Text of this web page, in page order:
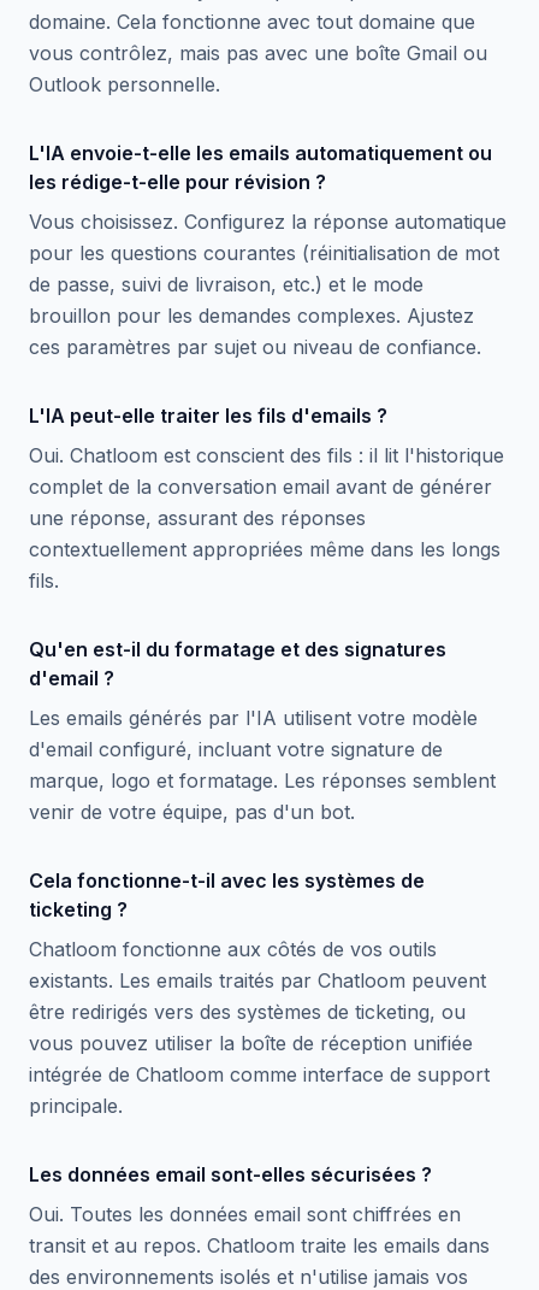
domaine. Cela fonctionne avec tout domaine que
vous contrôlez, mais pas avec une boîte Gmail ou
Outlook personnelle.
L'IA envoie-t-elle les emails automatiquement ou
les rédige-t-elle pour révision ?
Vous choisissez. Configurez la réponse automatique
pour les questions courantes (réinitialisation de mot
de passe, suivi de livraison, etc.) et le mode
brouillon pour les demandes complexes. Ajustez
ces paramètres par sujet ou niveau de confiance.
L'IA peut-elle traiter les fils d'emails ?
Oui. Chatloom est conscient des fils : il lit l'historique
complet de la conversation email avant de générer
une réponse, assurant des réponses
contextuellement appropriées même dans les longs
fils.
Qu'en est-il du formatage et des signatures
d'email ?
Les emails générés par l'IA utilisent votre modèle
d'email configuré, incluant votre signature de
marque, logo et formatage. Les réponses semblent
venir de votre équipe, pas d'un bot.
Cela fonctionne-t-il avec les systèmes de
ticketing ?
Chatloom fonctionne aux côtés de vos outils
existants. Les emails traités par Chatloom peuvent
être redirigés vers des systèmes de ticketing, ou
vous pouvez utiliser la boîte de réception unifiée
intégrée de Chatloom comme interface de support
principale.
Les données email sont-elles sécurisées ?
Oui. Toutes les données email sont chiffrées en
transit et au repos. Chatloom traite les emails dans
des environnements isolés et n'utilise jamais vos